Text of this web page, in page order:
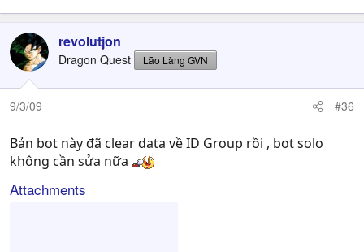
revolutjon
Dragon Quest Lão Làng GVN
9/3/09 #36
Bản bot này đã clear data về ID Group rồi , bot solo
không cần sửa nữa
Attachments